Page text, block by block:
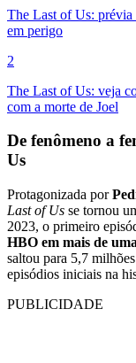
The Last of Us: prévia
em perigo
2
The Last of Us: veja
com a morte de Joel
De fenômeno a
Us
Protagonizada por
Last of Us se tornou
2023, o primeiro
HBO em mais de
saltou para 5,7
episódios iniciais na
PUBLICIDADE